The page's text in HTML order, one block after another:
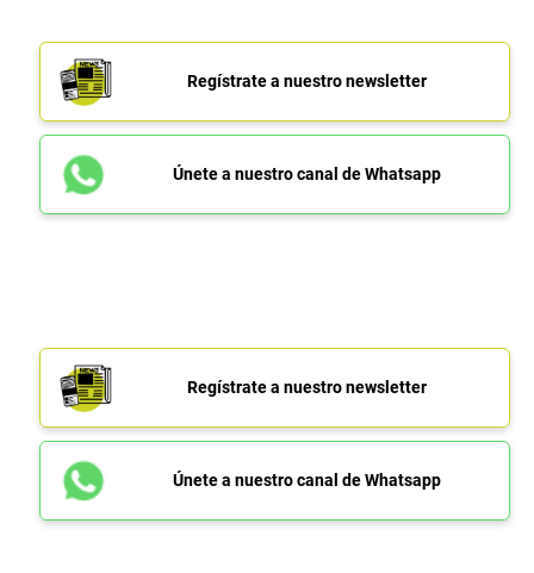
Regístrate a nuestro newsletter
Únete a nuestro canal de Whatsapp
Regístrate a nuestro newsletter
Únete a nuestro canal de Whatsapp